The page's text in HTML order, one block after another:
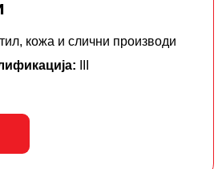
кожа и слични производи